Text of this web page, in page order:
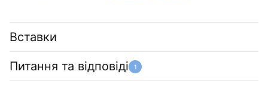
Вставки
Питання та відповіді 1